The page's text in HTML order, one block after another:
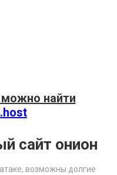
можно найти
сайт онион
возможны долгие